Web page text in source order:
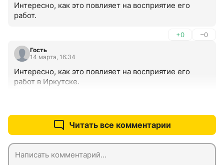
Интересно, как это повлияет на восприятие его
работ.
+0 –0
Гость
14 марта, 16:34
Интересно, как это повлияет на восприятие его
работ в Иркутске.
Читать все комментарии